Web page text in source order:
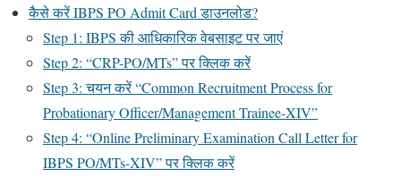
कैसे करें IBPS PO Admit Card डाउनलोड?
Step 1: IBPS की आधिकारिक वेबसाइट पर जाएं
Step 2: “CRP-PO/MTs” पर क्लिक करें
Step 3: चयन करें “Common Recruitment Process for
Probationary Officer/Management Trainee-XIV”
Step 4: “Online Preliminary Examination Call Letter for
IBPS PO/MTs-XIV” पर क्लिक करें